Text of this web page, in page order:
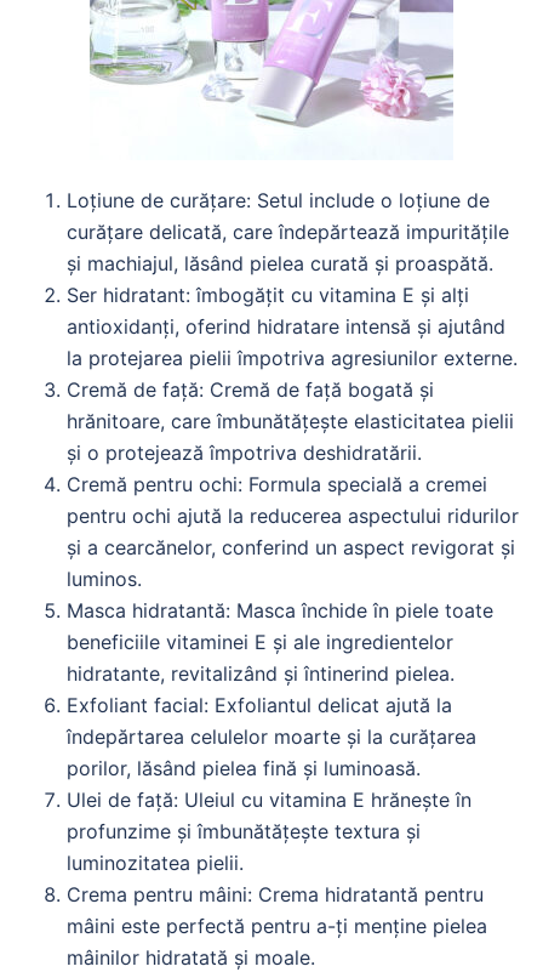
Loțiune de curățare: Setul include o loțiune de
curățare delicată, care îndepărtează impuritățile
și machiajul, lăsând pielea curată și proaspătă.
Ser hidratant: îmbogățit cu vitamina E și alți
antioxidanți, oferind hidratare intensă și ajutând
la protejarea pielii împotriva agresiunilor externe.
Cremă de față: Cremă de față bogată și
hrănitoare, care îmbunătățește elasticitatea pielii
și o protejează împotriva deshidratării.
Cremă pentru ochi: Formula specială a cremei
pentru ochi ajută la reducerea aspectului ridurilor
și a cearcănelor, conferind un aspect revigorat și
luminos.
Masca hidratantă: Masca închide în piele toate
beneficiile vitaminei E și ale ingredientelor
hidratante, revitalizând și întinerind pielea.
Exfoliant facial: Exfoliantul delicat ajută la
îndepărtarea celulelor moarte și la curățarea
porilor, lăsând pielea fină și luminoasă.
Ulei de față: Uleiul cu vitamina E hrănește în
profunzime și îmbunătățește textura și
luminozitatea pielii.
Crema pentru mâini: Crema hidratantă pentru
mâini este perfectă pentru a-ți menține pielea
mâinilor hidratată și moale.